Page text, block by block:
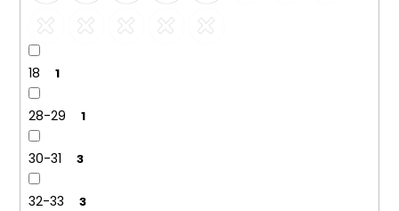
18 1
28-29 1
30-31 3
32-33 3